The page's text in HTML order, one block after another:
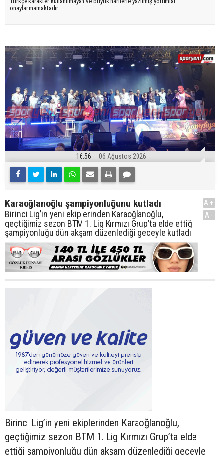
onaylanmamaktadır.
16:56 06 Ağustos 2026
Karaoğlanoğlu şampiyonluğunu kutladı
Birinci Lig’in yeni ekiplerinden Karaoğlanoğlu,
geçtiğimiz sezon BTM 1. Lig Kırmızı Grup’ta elde ettiği
şampiyonluğu dün akşam düzenlediği geceyle kutladı
A+
A-
Birinci Lig’in yeni ekiplerinden Karaoğlanoğlu,
geçtiğimiz sezon BTM 1. Lig Kırmızı Grup’ta elde
ettiği şampiyonluğu dün akşam düzenlediği geceyle